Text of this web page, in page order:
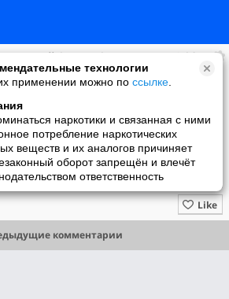
технологии
применении можно по ссылке
наркотики и связанная с ними
потребление наркотических
веществ и их аналогов причиняет
оборот запрещён и влечёт
ответственность
Европейский социальный форум. The European social forum.
Like
комментарии